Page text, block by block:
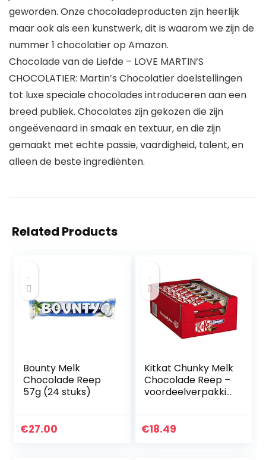
geworden. Onze chocoladeproducten zijn heerlijk
maar ook als een kunstwerk, dit is waarom we zijn de
nummer 1 chocolatier op Amazon.
Chocolade van de Liefde – LOVE MARTIN’S
CHOCOLATIER: Martin’s Chocolatier doelstellingen
tot luxe speciale chocolades introduceren aan een
breed publiek. Chocolates zijn gekozen die zijn
ongeëvenaard in smaak en textuur, en die zijn
gemaakt met echte passie, vaardigheid, talent, en
alleen de beste ingrediënten.
Related Products
Bounty Melk
Chocolade Reep
57g (24 stuks)
€27.00
Kitkat Chunky Melk
Chocolade Reep –
voordeelverpakkin
€18.49